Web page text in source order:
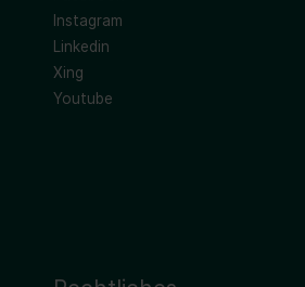
Instagram
Linkedin
Xing
Youtube